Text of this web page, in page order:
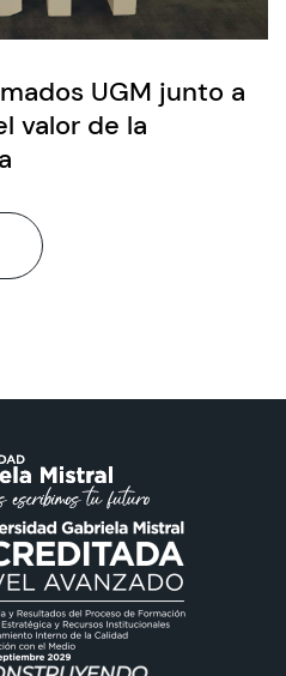
UGM junto a
valor de la